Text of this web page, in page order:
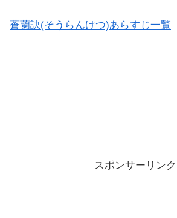
蒼蘭訣(そうらんけつ)あらすじ一覧
スポンサーリンク